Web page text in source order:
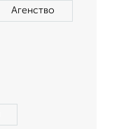
Агенство